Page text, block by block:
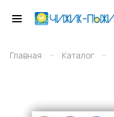
Главная – Каталог –